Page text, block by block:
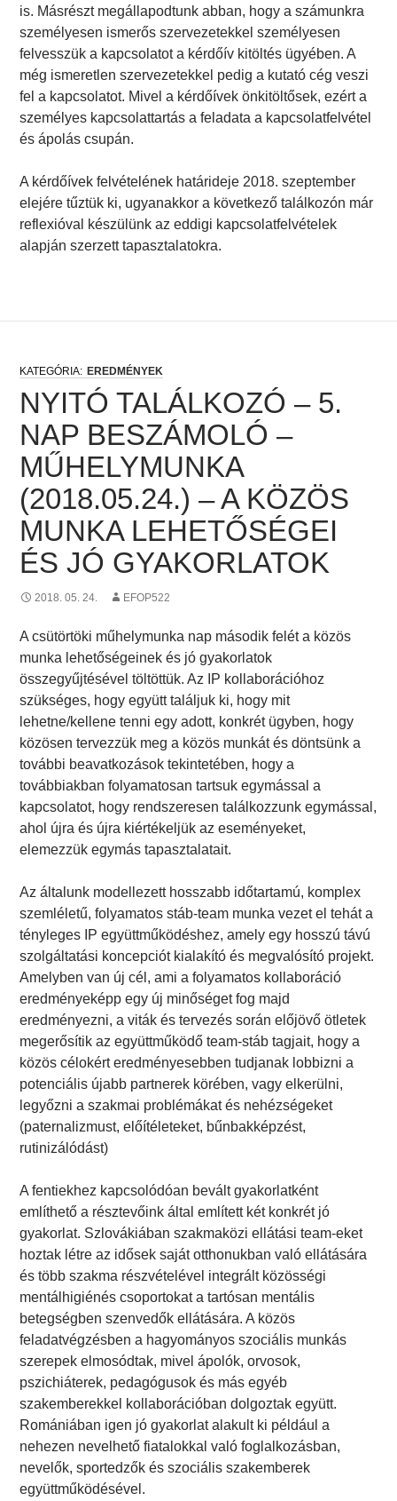
is. Másrészt megállapodtunk abban, hogy a számunkra
személyesen ismerős szervezetekkel személyesen
felvesszük a kapcsolatot a kérdőív kitöltés ügyében. A
még ismeretlen szervezetekkel pedig a kutató cég veszi
fel a kapcsolatot. Mivel a kérdőívek önkitöltősek, ezért a
személyes kapcsolattartás a feladata a kapcsolatfelvétel
és ápolás csupán.
A kérdőívek felvételének határideje 2018. szeptember
elejére tűztük ki, ugyanakkor a következő találkozón már
reflexióval készülünk az eddigi kapcsolatfelvételek
alapján szerzett tapasztalatokra.
EREDMÉNYEK
NYITÓ TALÁLKOZÓ – 5.
NAP BESZÁMOLÓ –
MŰHELYMUNKA
(2018.05.24.) – A KÖZÖS
MUNKA LEHETŐSÉGEI
ÉS JÓ GYAKORLATOK
2018. 05. 24. EFOP522
A csütörtöki műhelymunka nap második felét a közös
munka lehetőségeinek és jó gyakorlatok
összegyűjtésével töltöttük. Az IP kollaborációhoz
szükséges, hogy együtt találjuk ki, hogy mit
lehetne/kellene tenni egy adott, konkrét ügyben, hogy
közösen tervezzük meg a közös munkát és döntsünk a
további beavatkozások tekintetében, hogy a
továbbiakban folyamatosan tartsuk egymással a
kapcsolatot, hogy rendszeresen találkozzunk egymással,
ahol újra és újra kiértékeljük az eseményeket,
elemezzük egymás tapasztalatait.
Az általunk modellezett hosszabb időtartamú, komplex
szemléletű, folyamatos stáb-team munka vezet el tehát a
tényleges IP együttműködéshez, amely egy hosszú távú
szolgáltatási koncepciót kialakító és megvalósító projekt.
Amelyben van új cél, ami a folyamatos kollaboráció
eredményeképp egy új minőséget fog majd
eredményezni, a viták és tervezés során előjövő ötletek
megerősítik az együttműködő team-stáb tagjait, hogy a
közös célokért eredményesebben tudjanak lobbizni a
potenciális újabb partnerek körében, vagy elkerülni,
legyőzni a szakmai problémákat és nehézségeket
(paternalizmust, előítéleteket, bűnbakképzést,
rutinizálódást)
A fentiekhez kapcsolódóan bevált gyakorlatként
említhető a résztevőink által említett két konkrét jó
gyakorlat. Szlovákiában szakmaközi ellátási team-eket
hoztak létre az idősek saját otthonukban való ellátására
és több szakma részvételével integrált közösségi
mentálhigiénés csoportokat a tartósan mentális
betegségben szenvedők ellátására. A közös
feladatvégzésben a hagyományos szociális munkás
szerepek elmosódtak, mivel ápolók, orvosok,
pszichiáterek, pedagógusok és más egyéb
szakemberekkel kollaborációban dolgoztak együtt.
Romániában igen jó gyakorlat alakult ki például a
nehezen nevelhető fiatalokkal való foglalkozásban,
nevelők, sportedzők és szociális szakemberek
együttműködésével.